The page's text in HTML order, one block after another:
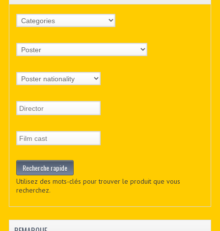
Utilisez des mots-clés pour trouver le produit que vous
recherchez.